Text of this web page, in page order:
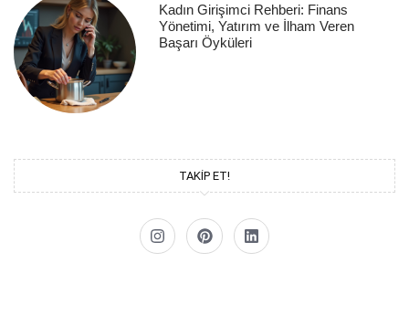
Kadın Girişimci Rehberi: Finans
Yönetimi, Yatırım ve İlham Veren
Başarı Öyküleri
TAKİP ET!